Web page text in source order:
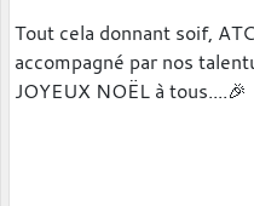
Tout cela donnant soif,
accompagné par nos
JOYEUX NOËL à tous....🎉